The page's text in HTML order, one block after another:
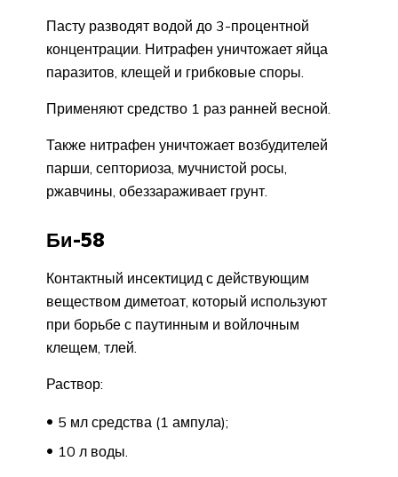
Пасту разводят водой до 3-процентной
концентрации. Нитрафен уничтожает яйца
паразитов, клещей и грибковые споры.
Применяют средство 1 раз ранней весной.
Также нитрафен уничтожает возбудителей
парши, септориоза, мучнистой росы,
ржавчины, обеззараживает грунт.
Би-58
Контактный инсектицид с действующим
веществом диметоат, который используют
при борьбе с паутинным и войлочным
клещем, тлей.
Раствор:
5 мл средства (1 ампула);
10 л воды.